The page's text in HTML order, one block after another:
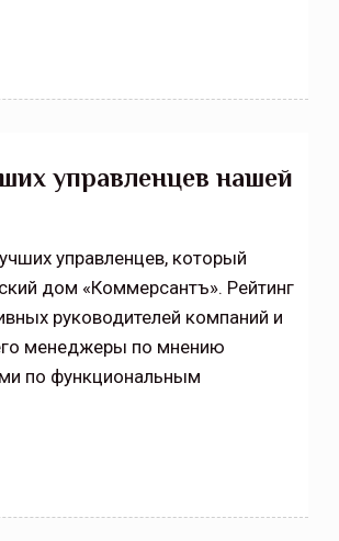
управленцев нашей
управленцев, который
дом «Коммерсантъ». Рейтинг
руководителей компаний и
менеджеры по мнению
по функциональным